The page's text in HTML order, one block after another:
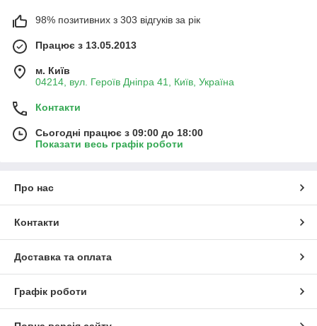
98% позитивних з 303 відгуків за рік
Працює з 13.05.2013
м. Київ
04214, вул. Героїв Дніпра 41, Київ, Україна
Контакти
Сьогодні працює з 09:00 до 18:00
Показати весь графік роботи
Про нас
Контакти
Доставка та оплата
Графік роботи